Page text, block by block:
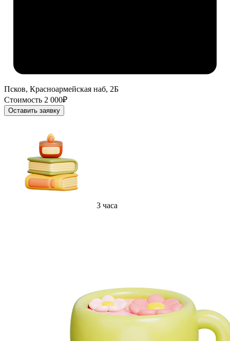
Псков, Красноармейская наб, 2Б
Стоимость 2 000₽
Оставить заявку
3 часа